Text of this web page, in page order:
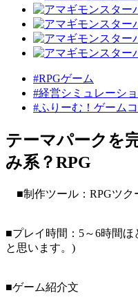
#RPGゲーム
#経営シミュレーシ
#ふりーむ！ゲーム
テーマパークを
み系？RPG
■制作ツール：RPGツク
■プレイ時間：5～6時間
と思います。)
■ゲーム紹介文